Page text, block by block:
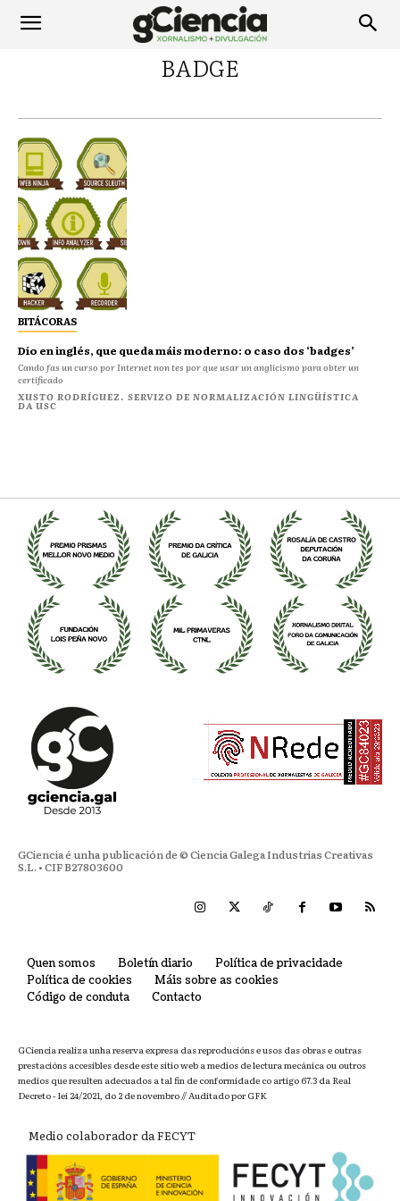
BADGE
BITÁCORAS
Dío en inglés, que queda máis moderno: o caso dos ‘badges’
Cando fas un curso por Internet non tes por que usar un anglicismo para obter un
certificado
XUSTO RODRÍGUEZ. SERVIZO DE NORMALIZACIÓN LINGÜÍSTICA
DA USC
GCiencia é unha publicación de © Ciencia Galega Industrias Creativas
S.L. • CIF B27803600
Quen somos Boletín diario
Política de privacidade
Política de cookies
Máis sobre as cookies
Código de conduta
Contacto
GCiencia realiza unha reserva expresa das reproducións e usos das obras e outras
prestacións accesibles desde este sitio web a medios de lectura mecánica ou outros
medios que resulten adecuados a tal fin de conformidade co artigo 67.3 da Real
Decreto - lei 24/2021, do 2 de novembro // Auditado por GFK
Medio colaborador da FECYT